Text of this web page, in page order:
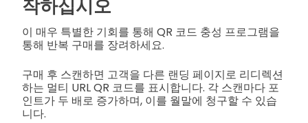
작하십시오
이 매우 특별한 기회를 통해 QR 코드 충성 프로그램을
통해 반복 구매를 장려하세요.
구매 후 스캔하면 고객을 다른 랜딩 페이지로 리디렉션
하는 멀티 URL QR 코드를 표시합니다. 각 스캔마다 포
인트가 두 배로 증가하며, 이를 월말에 청구할 수 있습
니다.